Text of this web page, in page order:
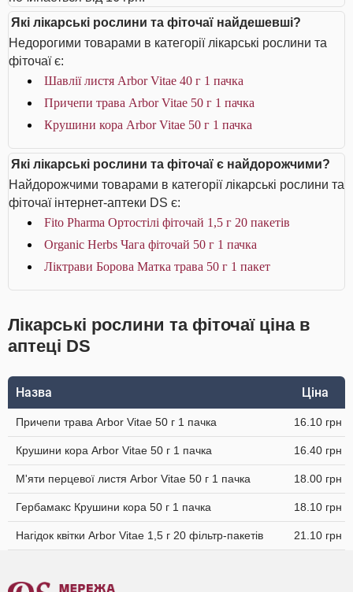
Які лікарські рослини та фіточаї найдешевші?
Недорогими товарами в категорії лікарські рослини та
фіточаї є:
Шавлії листя Arbor Vitae 40 г 1 пачка
Причепи трава Arbor Vitae 50 г 1 пачка
Крушини кора Arbor Vitae 50 г 1 пачка
Які лікарські рослини та фіточаї є найдорожчими?
Найдорожчими товарами в категорії лікарські рослини та
фіточаї інтернет-аптеки DS є:
Fito Pharma Ортостілі фіточай 1,5 г 20 пакетів
Organic Herbs Чага фіточай 50 г 1 пачка
Ліктрави Борова Матка трава 50 г 1 пакет
Лікарські рослини та фіточаї ціна в
аптеці DS
Назва Ціна
Причепи трава Arbor Vitae 50 г 1 пачка 16.10 грн
Крушини кора Arbor Vitae 50 г 1 пачка 16.40 грн
М'яти перцевої листя Arbor Vitae 50 г 1 пачка 18.00 грн
Гербамакс Крушини кора 50 г 1 пачка 18.10 грн
Нагідок квітки Arbor Vitae 1,5 г 20 фільтр-пакетів 21.10 грн